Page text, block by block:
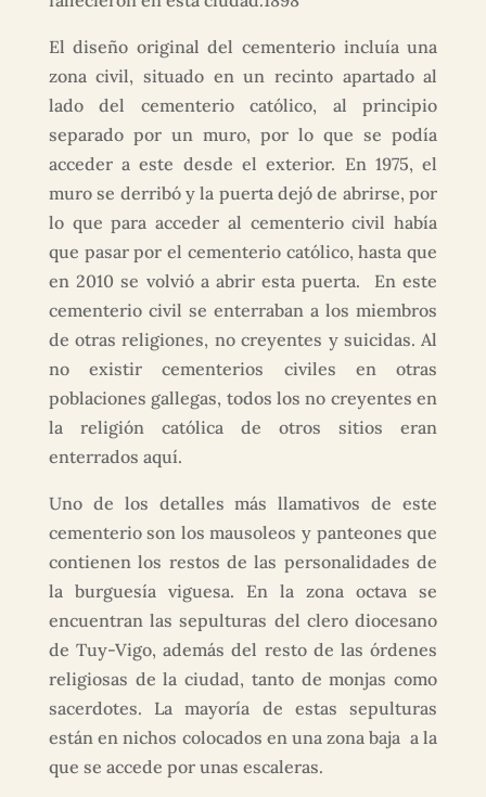
El diseño original del cementerio incluía una
zona civil, situado en un recinto apartado al
lado del cementerio católico, al principio
separado por un muro, por lo que se podía
acceder a este desde el exterior. En 1975, el
muro se derribó y la puerta dejó de abrirse, por
lo que para acceder al cementerio civil había
que pasar por el cementerio católico, hasta que
en 2010 se volvió a abrir esta puerta. En este
cementerio civil se enterraban a los miembros
de otras religiones, no creyentes y suicidas. Al
no existir cementerios civiles en otras
poblaciones gallegas, todos los no creyentes en
la religión católica de otros sitios eran
enterrados aquí.
Uno de los detalles más llamativos de este
cementerio son los mausoleos y panteones que
contienen los restos de las personalidades de
la burguesía viguesa. En la zona octava se
encuentran las sepulturas del clero diocesano
de Tuy-Vigo, además del resto de las órdenes
religiosas de la ciudad, tanto de monjas como
sacerdotes. La mayoría de estas sepulturas
están en nichos colocados en una zona baja a la
que se accede por unas escaleras.